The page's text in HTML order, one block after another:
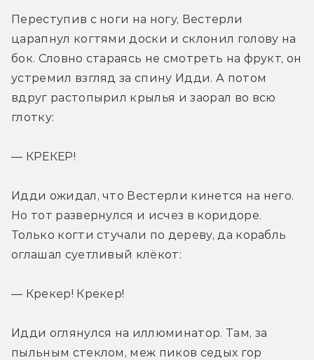
Переступив с ноги на ногу, Вестерли
царапнул когтями доски и склонил голову на
бок. Словно стараясь не смотреть на фрукт, он
устремил взгляд за спину Идди. А потом
вдруг растопырил крылья и заорал во всю
глотку:
— КРЕКЕР!
Идди ожидал, что Вестерли кинется на него.
Но тот развернулся и исчез в коридоре.
Только когти стучали по дереву, да корабль
оглашал суетливый клёкот:
— Крекер! Крекер!
Идди оглянулся на иллюминатор. Там, за
пыльным стеклом, меж пиков седых гор